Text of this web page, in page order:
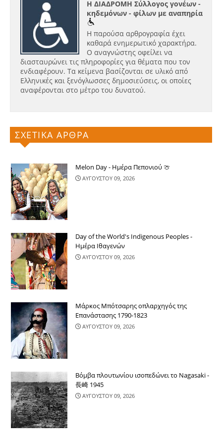
Η ΔΙΑΔΡΟΜΗ Σύλλογος γονέων -
κηδεμόνων - φίλων με αναπηρία
Η παρούσα αρθρογραφία έχει
καθαρά ενημερωτικό χαρακτήρα.
Ο αναγνώστης οφείλει να
διασταυρώνει τις πληροφορίες για θέματα που τον
ενδιαφέρουν. Τα κείμενα βασίζονται σε υλικό από
Ελληνικές και ξενόγλωσσες δημοσιεύσεις, οι οποίες
αναφέρονται στο μέτρο του δυνατού.
ΣΧΕΤΙΚΑ ΑΡΘΡΑ
Melon Day - Ημέρα Πεπονιού 🍈
ΑΥΓΟΥΣΤΟΥ 09, 2026
Day of the World's Indigenous Peoples -
Ημέρα Ιθαγενών
ΑΥΓΟΥΣΤΟΥ 09, 2026
Μάρκος Μπότσαρης οπλαρχηγός της
Επανάστασης 1790-1823
ΑΥΓΟΥΣΤΟΥ 09, 2026
Βόμβα πλουτωνίου ισοπεδώνει το Nagasaki -
長崎 1945
ΑΥΓΟΥΣΤΟΥ 09, 2026